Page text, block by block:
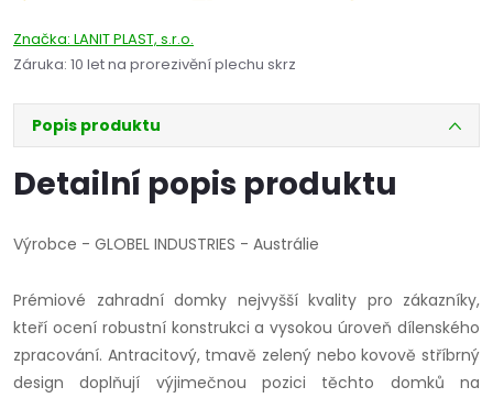
Značka: LANIT PLAST, s.r.o.
Záruka: 10 let na prorezivění plechu skrz
Popis produktu
Detailní popis produktu
Výrobce - GLOBEL INDUSTRIES - Austrálie
Prémiové zahradní domky nejvyšší kvality pro zákazníky,
kteří ocení robustní konstrukci a vysokou úroveň dílenského
zpracování. Antracitový, tmavě zelený nebo kovově stříbrný
design doplňují výjimečnou pozici těchto domků na